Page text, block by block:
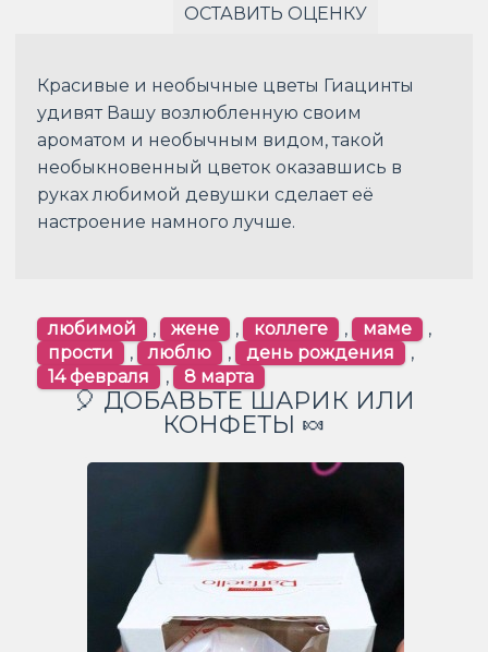
ОСТАВИТЬ ОЦЕНКУ
Красивые и необычные цветы Гиацинты
удивят Вашу возлюбленную своим
ароматом и необычным видом, такой
необыкновенный цветок оказавшись в
руках любимой девушки сделает её
настроение намного лучше.
любимой , жене , коллеге , маме
,
прости
, люблю , день рождения
,
14 февраля
, 8 марта
🎈 ДОБАВЬТЕ ШАРИК ИЛИ
КОНФЕТЫ 🍬